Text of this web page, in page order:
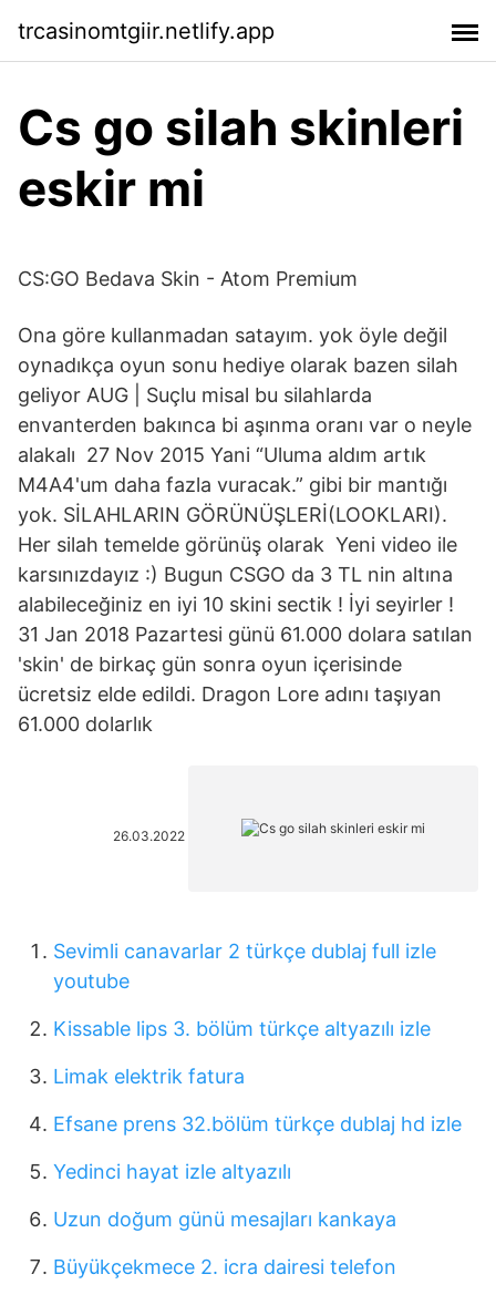
trcasinomtgiir.netlify.app
Cs go silah skinleri
eskir mi
CS:GO Bedava Skin - Atom Premium
Ona göre kullanmadan satayım. yok öyle değil
oynadıkça oyun sonu hediye olarak bazen silah
geliyor AUG | Suçlu misal bu silahlarda
envanterden bakınca bi aşınma oranı var o neyle
alakalı 27 Nov 2015 Yani “Uluma aldım artık
M4A4'um daha fazla vuracak.” gibi bir mantığı
yok. SİLAHLARIN GÖRÜNÜŞLERİ(LOOKLARI).
Her silah temelde görünüş olarak Yeni video ile
karsınızdayız :) Bugun CSGO da 3 TL nin altına
alabileceğiniz en iyi 10 skini sectik ! İyi seyirler !
31 Jan 2018 Pazartesi günü 61.000 dolara satılan
'skin' de birkaç gün sonra oyun içerisinde
ücretsiz elde edildi. Dragon Lore adını taşıyan
61.000 dolarlık
26.03.2022
Sevimli canavarlar 2 türkçe dublaj full izle
youtube
Kissable lips 3. bölüm türkçe altyazılı izle
Limak elektrik fatura
Efsane prens 32.bölüm türkçe dublaj hd izle
Yedinci hayat izle altyazılı
Uzun doğum günü mesajları kankaya
Büyükçekmece 2. icra dairesi telefon